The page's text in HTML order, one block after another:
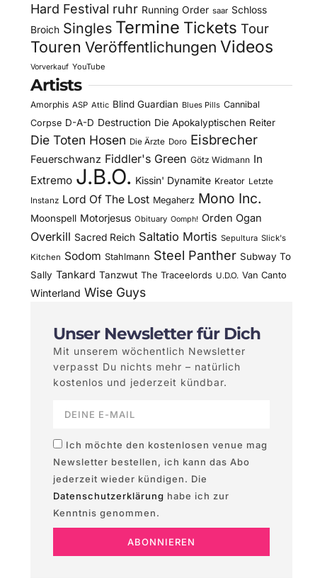
Hard Festival ruhr Running Order saar Schloss
Broich Singles Termine Tickets Tour
Touren Veröffentlichungen Videos
Vorverkauf YouTube
Artists
Amorphis ASP Attic Blind Guardian Blues Pills Cannibal
Corpse D-A-D Destruction Die Apokalyptischen Reiter
Die Toten Hosen Die Ärzte Doro Eisbrecher
Feuerschwanz Fiddler's Green Götz Widmann In
Extremo J.B.O. Kissin' Dynamite Kreator Letzte
Instanz Lord Of The Lost Megaherz Mono Inc.
Moonspell Motorjesus Obituary Oomph! Orden Ogan
Overkill Sacred Reich Saltatio Mortis Sepultura Slick's
Kitchen Sodom Stahlmann Steel Panther Subway To
Sally Tankard Tanzwut The Traceelords U.D.O. Van Canto
Winterland Wise Guys
Unser Newsletter für Dich
Mit unserem wöchentlich Newsletter
verpasst Du nichts mehr – natürlich
kostenlos und jederzeit kündbar.
Ich möchte den kostenlosen venue mag
Newsletter bestellen, ich kann das Abo
jederzeit wieder kündigen. Die
Datenschutzerklärung habe ich zur
Kenntnis genommen.
ABONNIEREN